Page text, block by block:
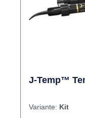
J-Temp™
Variante: Kit